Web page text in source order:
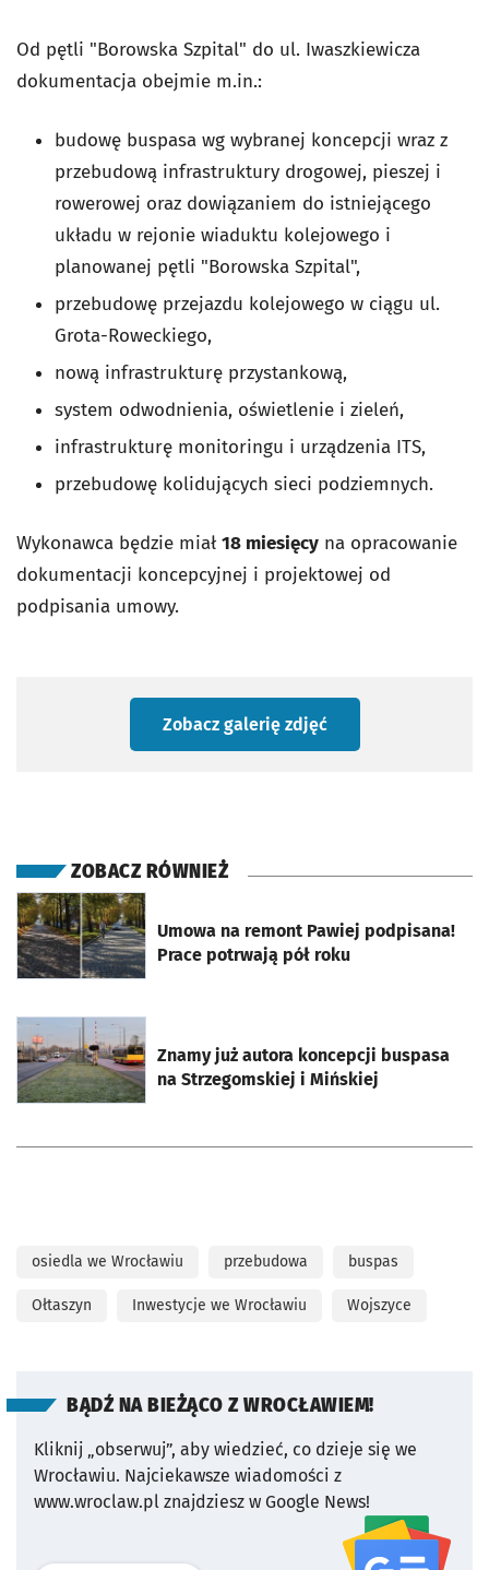
Od pętli "Borowska Szpital" do ul. Iwaszkiewicza
dokumentacja obejmie m.in.:
budowę buspasa wg wybranej koncepcji wraz z
przebudową infrastruktury drogowej, pieszej i
rowerowej oraz dowiązaniem do istniejącego
układu w rejonie wiaduktu kolejowego i
planowanej pętli "Borowska Szpital",
przebudowę przejazdu kolejowego w ciągu ul.
Grota-Roweckiego,
nową infrastrukturę przystankową,
system odwodnienia, oświetlenie i zieleń,
infrastrukturę monitoringu i urządzenia ITS,
przebudowę kolidujących sieci podziemnych.
Wykonawca będzie miał18 miesięcy na opracowanie
dokumentacji koncepcyjnej i projektowej od
podpisania umowy.
Zobacz galerię zdjęć
ZOBACZ RÓWNIEŻ
Umowa na remont Pawiej podpisana!
Prace potrwają pół roku
otworzy się w nowej karcie
Znamy już autora koncepcji buspasa
na Strzegomskiej i Mińskiej
otworzy się w nowej karcie
osiedla we Wrocławiu przebudowa buspas
Ołtaszyn Inwestycje we Wrocławiu Wojszyce
BĄDŹ NA BIEŻĄCO Z WROCŁAWIEM!
Kliknij „obserwuj”, aby wiedzieć, co dzieje się we
Wrocławiu. Najciekawsze wiadomości z
www.wroclaw.pl znajdziesz w Google News!